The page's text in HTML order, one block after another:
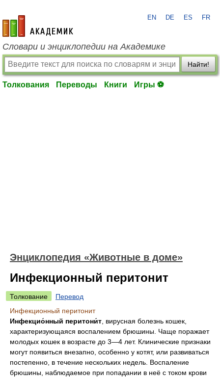
academic.ru
EN DE ES FR
Словари и энциклопедии на Академике
Найти!
Толкования Переводы Книги Игры ⚽
Энциклопедия «Животные в доме»
Инфекционный перитонит
Толкование
Перевод
Инфекционный перитонит
Инфекцио́нный перитони́т , вирусная болезнь кошек,
характеризующаяся воспалением брюшины. Чаще поражает
молодых кошек в возрасте до 3—4 лет. Клинические признаки
могут появиться внезапно, особенно у котят, или развиваться
постепенно, в течение нескольких недель. Воспаление
брюшины, наблюдаемое при попадании в неё с током крови